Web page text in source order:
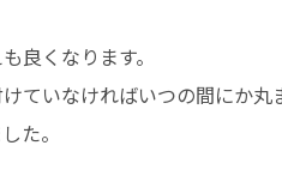
良くなります。
いなければいつの間にか丸
た。